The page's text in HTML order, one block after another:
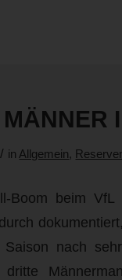
MÄNNER
/ in Allgemein,
Boom beim VfL
Saison nach